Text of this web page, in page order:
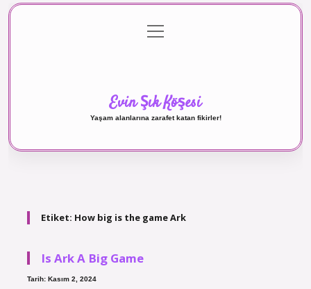
Gizlilik Politikası
menüyü
aç
Evin Şık Köşesi
Yaşam alanlarına zarafet katan fikirler!
Etiket: How big is the game Ark
Is Ark A Big Game
Tarih: Kasım 2, 2024